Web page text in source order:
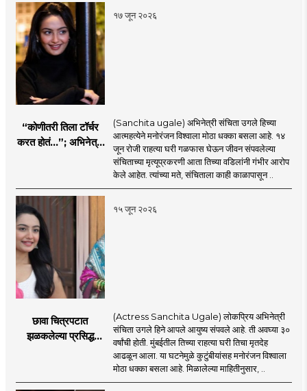
१७ जून २०२६
“कोणीतरी तिला टॉर्चर
करत होतं...”; अभिनेत्री
(Sanchita ugale) अभिनेत्री संचिता उगले हिच्या
आत्महत्येने मनोरंजन विश्वाला मोठा धक्का बसला आहे. १४
जून रोजी राहत्या घरी गळफास घेऊन जीवन संपवलेल्या
संचिताच्या मृत्यूप्रकरणी आता तिच्या वडिलांनी गंभीर आरोप
केले आहेत. त्यांच्या मते, संचिताला काही काळापासून ..
१५ जून २०२६
छावा चित्रपटात
झळकलेल्या प्रसिद्ध
हळहळ
(Actress Sanchita Ugale) लोकप्रिय अभिनेत्री
संचिता उगले हिने आपले आयुष्य संपवले आहे. ती अवघ्या ३०
वर्षांची होती. मुंबईतील तिच्या राहत्या घरी तिचा मृतदेह
आढळून आला. या घटनेमुळे कुटुंबीयांसह मनोरंजन विश्वाला
मोठा धक्का बसला आहे. मिळालेल्या माहितीनुसार, ..